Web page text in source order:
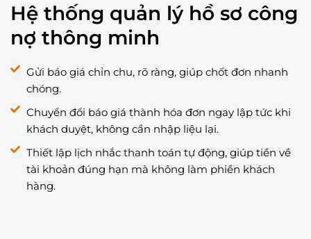
Hệ thống quản lý hồ sơ công
nợ thông minh
Gửi báo giá chỉn chu, rõ ràng, giúp chốt đơn nhanh
chóng.
Chuyển đổi báo giá thành hóa đơn ngay lập tức khi
khách duyệt, không cần nhập liệu lại.
Thiết lập lịch nhắc thanh toán tự động, giúp tiền về
tài khoản đúng hạn mà không làm phiền khách
hàng.